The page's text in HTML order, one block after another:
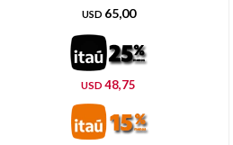
USD 65,00
USD 48,75